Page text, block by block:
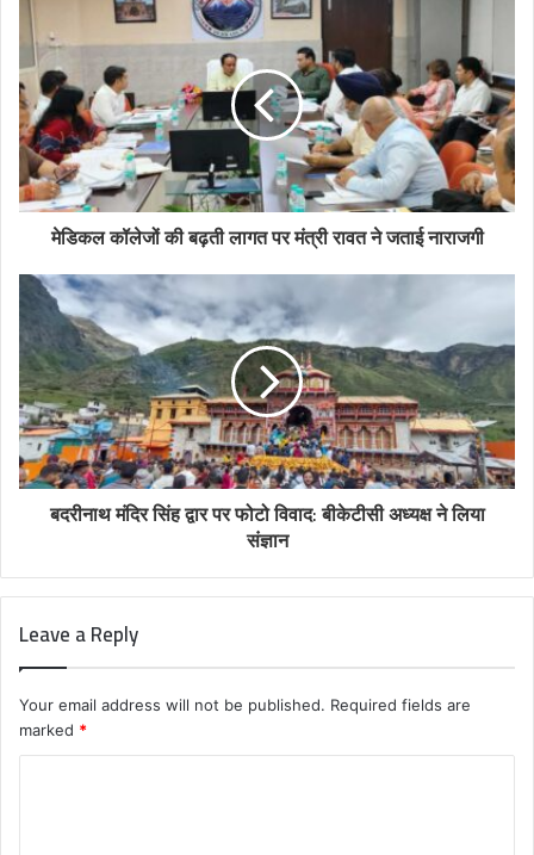
मेडिकल कॉलेजों की बढ़ती लागत पर मंत्री रावत ने जताई नाराजगी
बदरीनाथ मंदिर सिंह द्वार पर फोटो विवाद: बीकेटीसी अध्यक्ष ने लिया
संज्ञान
Leave a Reply
Your email address will not be published. Required fields are
marked *